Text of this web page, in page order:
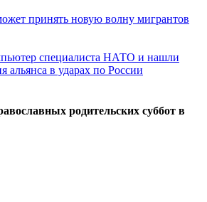
принять новую волну мигрантов
специалиста НАТО и нашли
альянса в ударах по России
родительских суббот в